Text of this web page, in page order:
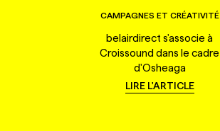
CAMPAGNES ET CRÉATIVITÉ
belairdirect s'associe à
Croissound dans le cadre
d'Osheaga
LIRE L'ARTICLE